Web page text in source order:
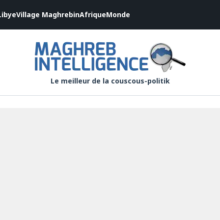
Village MaghrebinAfriqueMonde
Le meilleur de la couscous-politik